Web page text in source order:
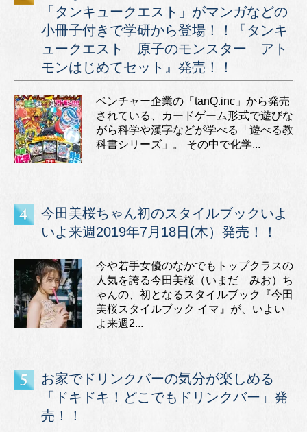
「タンキュークエスト」がマンガなどの
小冊子付きで学研から登場！！『タンキ
ュークエスト 原子のモンスター アト
モンはじめてセット』発売！！
ベンチャー企業の「tanQ.inc」から発売
されている、カードゲーム形式で遊びな
がら科学や漢字などが学べる「遊べる教
科書シリーズ」。 その中で化学...
今田美桜ちゃん初のスタイルブックいよ
いよ来週2019年7月18日(木）発売！！
今や若手女優のなかでもトップクラスの
人気を誇る今田美桜（いまだ みお）ち
ゃんの、初となるスタイルブック『今田
美桜スタイルブック イマ』が、いよい
よ来週2...
お家でドリンクバーの気分が楽しめる
「ドキドキ！どこでもドリンクバー」発
売！！